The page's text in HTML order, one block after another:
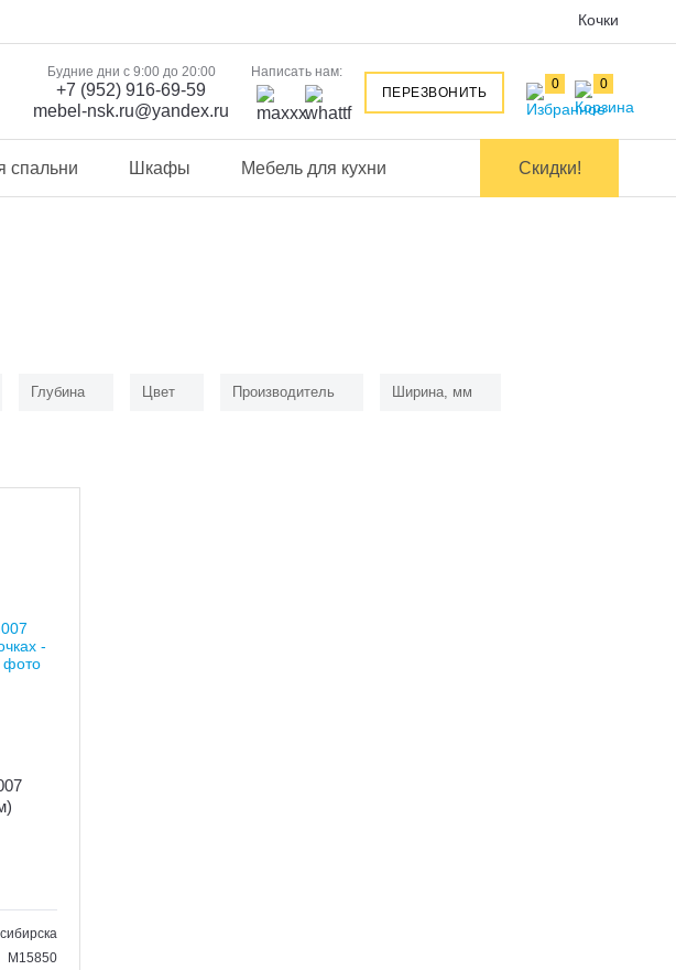
Кочки
0 0
ПЕРЕЗВОНИТЬ
Написать нам:
Будние дни с 9:00 до 20:00
+7 (952) 916-69-59
mebel-nsk.ru@yandex.ru
спальни Шкафы Мебель для кухни Скидки!
Глубина Цвет Производитель Ширина, мм
M15850